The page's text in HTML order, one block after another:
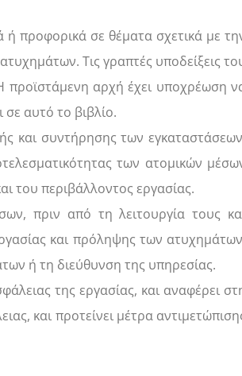
ή προφορικά σε θέματα σχετικά με
Τις γραπτές υποδείξεις
προϊστάμενη αρχή έχει υποχρέωση
αυτό το βιβλίο.
και συντήρησης των
των ατομικών
του περιβάλλοντος εργασίας.
πριν από τη λειτουργία τους
και πρόληψης των
ή τη διεύθυνση της υπηρεσίας.
της εργασίας, και αναφέρει
και προτείνει μέτρα